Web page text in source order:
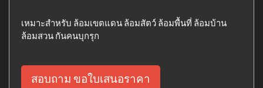
เหมาะสำหรับ ล้อมเขตแดน ล้อมสัตว์ ล้อมพื้นที่ ล้อมบ้าน
ล้อมสวน กันคนบุกรุก
สอบถาม ขอใบเสนอราคา